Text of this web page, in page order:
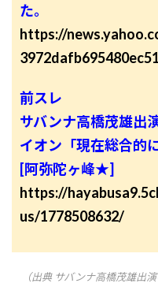
た。
https://
前スレ
サバンナ高橋茂雄出
イオン「現在総合的
[阿弥陀ヶ峰★]
https://
us/1778508632/
（出典 サバンナ高橋茂雄出